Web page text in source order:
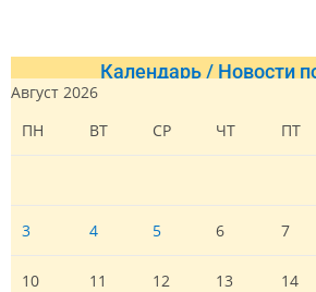
Календарь / Новости
Август 2026
ПН
ВТ СР ЧТ ПТ
3 4 5 6 7
10 11 12 13 14